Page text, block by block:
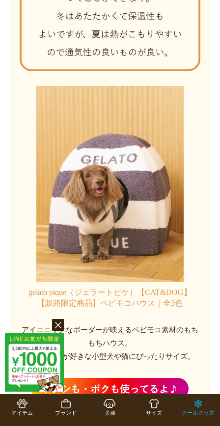
gelato pique（ジェラートピケ）【CAT&DOG】
【販路限定商品】ベビモコハウス｜全3色
アイコニックなボーダーが映えるベビモコ素材のもち
もちハウス。
狭いところが好きな小型犬や猫にぴったりサイズ。
アイテム ブランド 犬種 サイズ クールグッズ